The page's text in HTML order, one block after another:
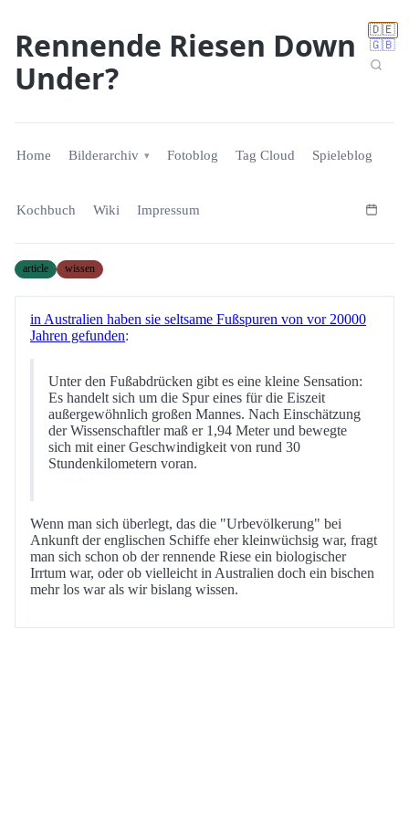
🇩🇪
🇬🇧
Rennende Riesen Down
Under?
Home Bilderarchiv Fotoblog Tag Cloud Spieleblog
Kochbuch Wiki Impressum
article wissen
in Australien haben sie seltsame Fußspuren von vor 20000
Jahren gefunden:
Unter den Fußabdrücken gibt es eine kleine Sensation:
Es handelt sich um die Spur eines für die Eiszeit
außergewöhnlich großen Mannes. Nach Einschätzung
der Wissenschaftler maß er 1,94 Meter und bewegte
sich mit einer Geschwindigkeit von rund 30
Stundenkilometern voran.
Wenn man sich überlegt, das die "Urbevölkerung" bei
Ankunft der englischen Schiffe eher kleinwüchsig war, fragt
man sich schon ob der rennende Riese ein biologischer
Irrtum war, oder ob vielleicht in Australien doch ein bischen
mehr los war als wir bislang wissen.